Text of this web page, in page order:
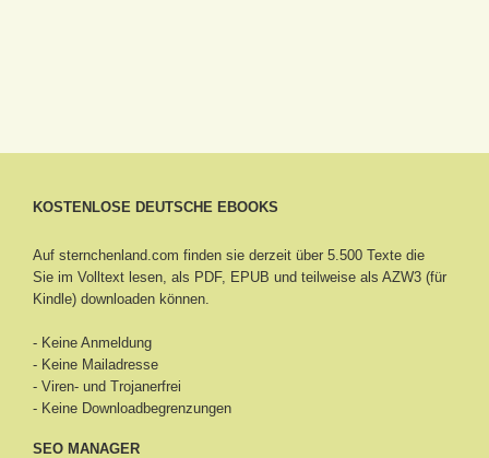
KOSTENLOSE DEUTSCHE EBOOKS
Auf sternchenland.com finden sie derzeit über 5.500 Texte die
Sie im Volltext lesen, als PDF, EPUB und teilweise als AZW3 (für
Kindle) downloaden können.
- Keine Anmeldung
- Keine Mailadresse
- Viren- und Trojanerfrei
- Keine Downloadbegrenzungen
SEO MANAGER